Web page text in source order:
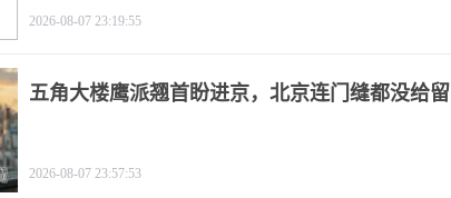
2026-08-07 23:19:55
五角大楼鹰派翘首盼进京，北京连门缝都没给留
2026-08-07 23:57:53